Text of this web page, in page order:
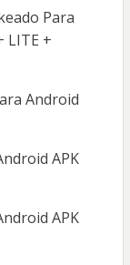
Para
LITE +
Android
APK
APK